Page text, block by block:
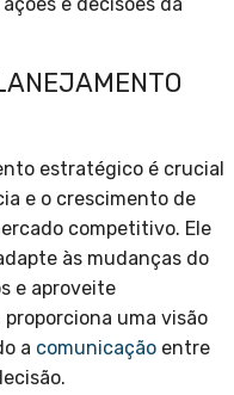
estratégico é crucial
e o crescimento de
competitivo. Ele
às mudanças do
e aproveite
uma visão
a comunicação entre